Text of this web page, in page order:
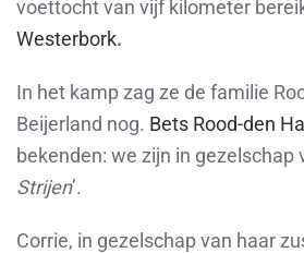
voettocht van vijf kilometer
Westerbork.
In het kamp zag ze de familie
Beijerland nog. Bets Rood-den
bekenden: we zijn in gezelschap
Strijen’.
Corrie, in gezelschap van haar